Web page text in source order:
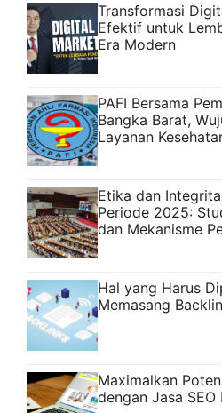
Transformasi
Efektif untuk
Era Modern
PAFI Bersama
Bangka Barat,
Layanan
Etika dan
Periode 2025:
dan Mekanisme
Hal yang Harus
Memasang
Maximalkan
dengan Jasa SEO